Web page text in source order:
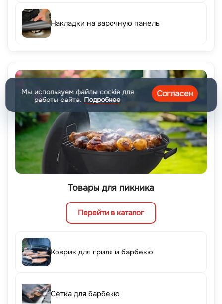
Накладки на варочную панель
Товары для пикника
Перейти в каталог
Коврик для гриля и барбекю
Сетка для барбекю
Мы используем файлы cookie для
работы сайта. Подробнее
Согласен